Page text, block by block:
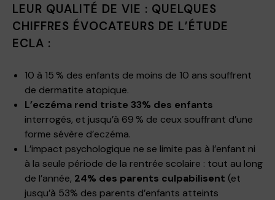
LEUR QUALITÉ DE VIE : QUELQUES
CHIFFRES ÉVOCATEURS DE L’ÉTUDE
ECLA :
10 à 15 % des enfants de moins de 10 ans souffrent
de dermatite atopique.
L’eczéma rend triste 33% des enfants
interrogés, et jusqu’à 69 % de ceux souffrant d’une
forme sévère d’eczéma.
L’impact psychologique ne se limite pas à l’enfant ni
à la seule période de la rentrée scolaire : tout au long
de l’année, 24% des parents culpabilisent (et
jusqu’à 53% des parents d’enfants atteints